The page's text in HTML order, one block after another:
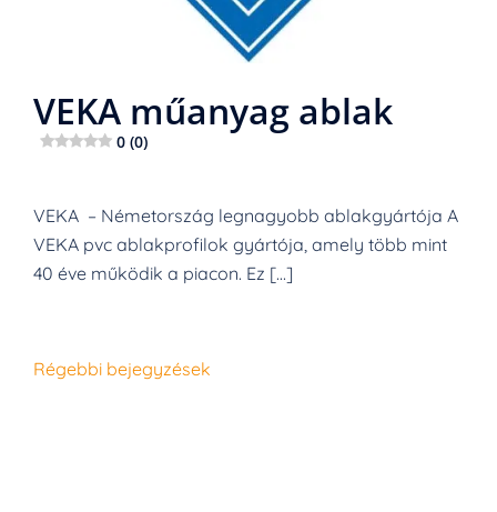
VEKA műanyag ablak
0 (0)
VEKA – Németország legnagyobb ablakgyártója A
VEKA pvc ablakprofilok gyártója, amely több mint
40 éve működik a piacon. Ez […]
Bejegyzés
Régebbi bejegyzések